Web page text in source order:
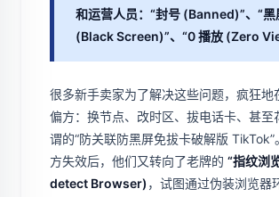
和运营人员：“封号 (Banned)”、“黑
(Black Screen)”、“0 播放 (Zero
很多新手卖家为了解决这些问题，疯狂地
偏方：换节点、改时区、拔电话卡、甚至
谓的“防关联防黑屏免拔卡破解版 TikTok”
方失效后，他们又转向了老牌的 “指纹浏
detect Browser) ，试图通过伪装浏览器